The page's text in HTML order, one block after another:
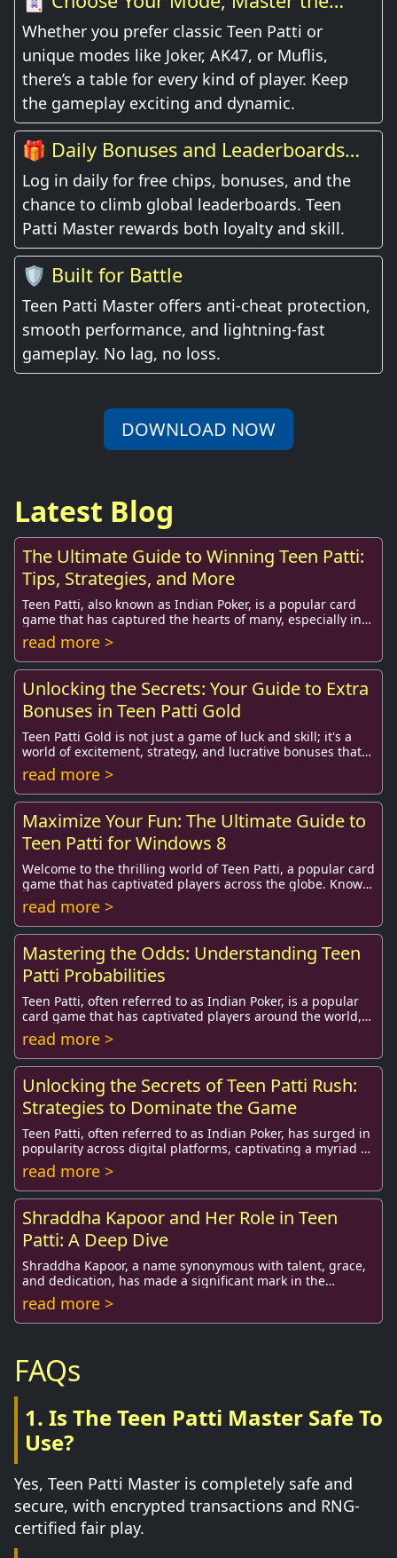
Game
Whether you prefer classic Teen Patti or
unique modes like Joker, AK47, or Muflis,
there’s a table for every kind of player. Keep
the gameplay exciting and dynamic.
🎁 Daily Bonuses and Leaderboards
Await
Log in daily for free chips, bonuses, and the
chance to climb global leaderboards. Teen
Patti Master rewards both loyalty and skill.
🛡️ Built for Battle
Teen Patti Master offers anti-cheat protection,
smooth performance, and lightning-fast
gameplay. No lag, no loss.
DOWNLOAD NOW
Latest Blog
The Ultimate Guide to Winning Teen Patti:
Tips, Strategies, and More
Teen Patti, also known as Indian Poker, is a popular card
game that has captured the hearts of many, especially in
South Asia. It is often pla...
read more >
Unlocking the Secrets: Your Guide to Extra
Bonuses in Teen Patti Gold
Teen Patti Gold is not just a game of luck and skill; it's a
world of excitement, strategy, and lucrative bonuses that
can significantly enhance your ...
read more >
Maximize Your Fun: The Ultimate Guide to
Teen Patti for Windows 8
Welcome to the thrilling world of Teen Patti, a popular card
game that has captivated players across the globe. Known
for its blend of strategy, skill...
read more >
Mastering the Odds: Understanding Teen
Patti Probabilities
Teen Patti, often referred to as Indian Poker, is a popular
card game that has captivated players around the world,
especially in South Asia. It combi...
read more >
Unlocking the Secrets of Teen Patti Rush:
Strategies to Dominate the Game
Teen Patti, often referred to as Indian Poker, has surged in
popularity across digital platforms, captivating a myriad of
players eager to showcase th...
read more >
Shraddha Kapoor and Her Role in Teen
Patti: A Deep Dive
Shraddha Kapoor, a name synonymous with talent, grace,
and dedication, has made a significant mark in the
Bollywood industry. One of her notable perfo...
read more >
FAQs
1. Is The Teen Patti Master Safe To
Use?
Yes, Teen Patti Master is completely safe and
secure, with encrypted transactions and RNG-
certified fair play.